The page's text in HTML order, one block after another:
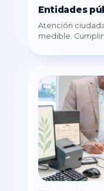
Entidades
Atención
medible.